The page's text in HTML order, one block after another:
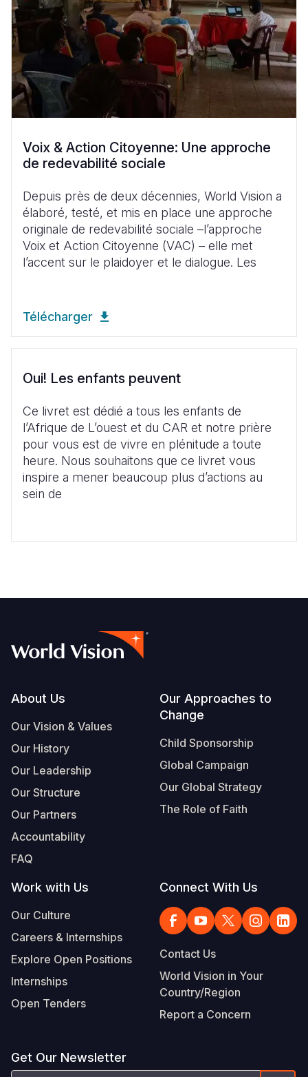
Voix & Action Citoyenne: Une approche
de redevabilité sociale
Depuis près de deux décennies, World Vision a
élaboré, testé, et mis en place une approche
originale de redevabilité sociale –l’approche
Voix et Action Citoyenne (VAC) – elle met
l’accent sur le plaidoyer et le dialogue. Les
Télécharger
Oui! Les enfants peuvent
Ce livret est dédié a tous les enfants de
l’Afrique de L’ouest et du CAR et notre prière
pour vous est de vivre en plénitude a toute
heure. Nous souhaitons que ce livret vous
inspire a mener beaucoup plus d’actions au
sein de
Footer
About Us
Our Vision & Values
Our History
Our Leadership
Our Structure
Our Partners
Accountability
FAQ
Our Approaches to
Change
Child Sponsorship
Global Campaign
Our Global Strategy
The Role of Faith
Work with Us
Our Culture
Careers & Internships
Explore Open Positions
Internships
Open Tenders
Connect With Us
Contact Us
World Vision in Your
Country/Region
Report a Concern
Get Our Newsletter